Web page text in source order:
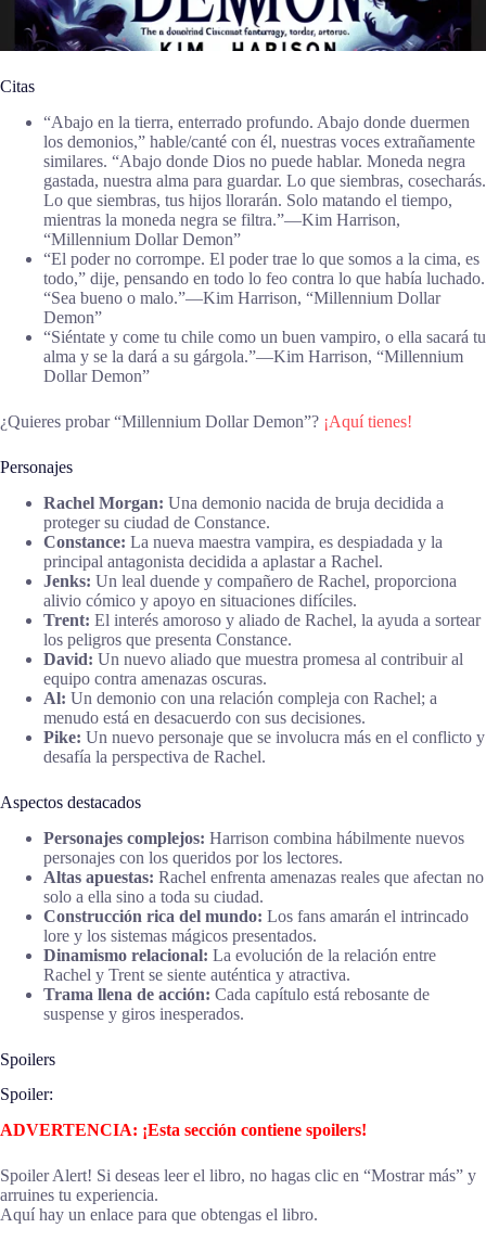
Citas
“Abajo en la tierra, enterrado profundo. Abajo donde duermen
los demonios,” hable/canté con él, nuestras voces extrañamente
similares. “Abajo donde Dios no puede hablar. Moneda negra
gastada, nuestra alma para guardar. Lo que siembras, cosecharás.
Lo que siembras, tus hijos llorarán. Solo matando el tiempo,
mientras la moneda negra se filtra.”―Kim Harrison,
“Millennium Dollar Demon”
“El poder no corrompe. El poder trae lo que somos a la cima, es
todo,” dije, pensando en todo lo feo contra lo que había luchado.
“Sea bueno o malo.”―Kim Harrison, “Millennium Dollar
Demon”
“Siéntate y come tu chile como un buen vampiro, o ella sacará tu
alma y se la dará a su gárgola.”―Kim Harrison, “Millennium
Dollar Demon”
¿Quieres probar “Millennium Dollar Demon”? ¡Aquí tienes!
Personajes
Rachel Morgan: Una demonio nacida de bruja decidida a
proteger su ciudad de Constance.
Constance: La nueva maestra vampira, es despiadada y la
principal antagonista decidida a aplastar a Rachel.
Jenks: Un leal duende y compañero de Rachel, proporciona
alivio cómico y apoyo en situaciones difíciles.
Trent: El interés amoroso y aliado de Rachel, la ayuda a sortear
los peligros que presenta Constance.
David: Un nuevo aliado que muestra promesa al contribuir al
equipo contra amenazas oscuras.
Al: Un demonio con una relación compleja con Rachel; a
menudo está en desacuerdo con sus decisiones.
Pike: Un nuevo personaje que se involucra más en el conflicto y
desafía la perspectiva de Rachel.
Aspectos destacados
Personajes complejos: Harrison combina hábilmente nuevos
personajes con los queridos por los lectores.
Altas apuestas: Rachel enfrenta amenazas reales que afectan no
solo a ella sino a toda su ciudad.
Construcción rica del mundo: Los fans amarán el intrincado
lore y los sistemas mágicos presentados.
Dinamismo relacional: La evolución de la relación entre
Rachel y Trent se siente auténtica y atractiva.
Trama llena de acción: Cada capítulo está rebosante de
suspense y giros inesperados.
Spoilers
Spoiler:
ADVERTENCIA: ¡Esta sección contiene spoilers!
Spoiler Alert! Si deseas leer el libro, no hagas clic en “Mostrar más” y
arruines tu experiencia.
Aquí hay un enlace para que obtengas el libro.